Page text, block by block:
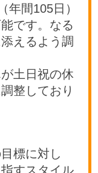
年間105日）
です。なる
えるよう調
土日祝の休
整しており
標に対し
すスタイル